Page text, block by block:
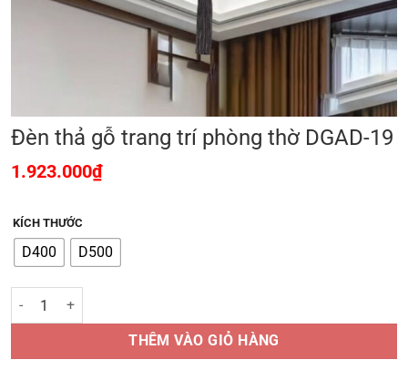
Đèn thả gỗ trang trí phòng thờ DGAD-19
1.923.000₫
KÍCH THƯỚC
D400 D500
Đèn thả gỗ trang trí phòng thờ DGAD-19 số lượng
THÊM VÀO GIỎ HÀNG